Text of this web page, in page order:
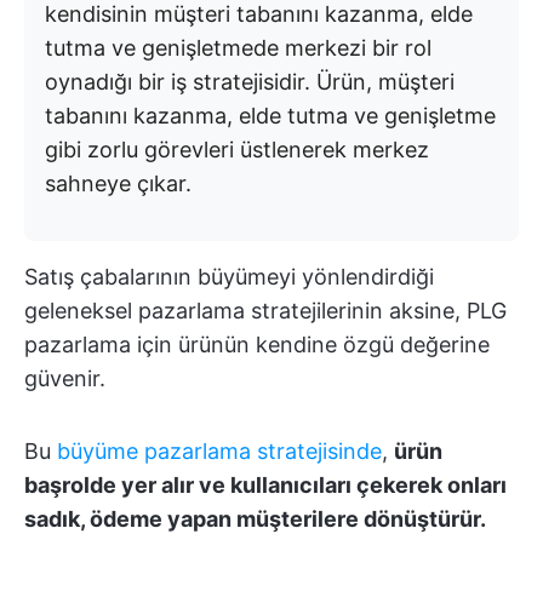
kendisinin müşteri tabanını kazanma, elde
tutma ve genişletmede merkezi bir rol
oynadığı bir iş stratejisidir. Ürün, müşteri
tabanını kazanma, elde tutma ve genişletme
gibi zorlu görevleri üstlenerek merkez
sahneye çıkar.
Satış çabalarının büyümeyi yönlendirdiği
geleneksel pazarlama stratejilerinin aksine, PLG
pazarlama için ürünün kendine özgü değerine
güvenir.
Bu büyüme pazarlama stratejisinde, ürün
başrolde yer alır ve kullanıcıları çekerek onları
sadık, ödeme yapan müşterilere dönüştürür.